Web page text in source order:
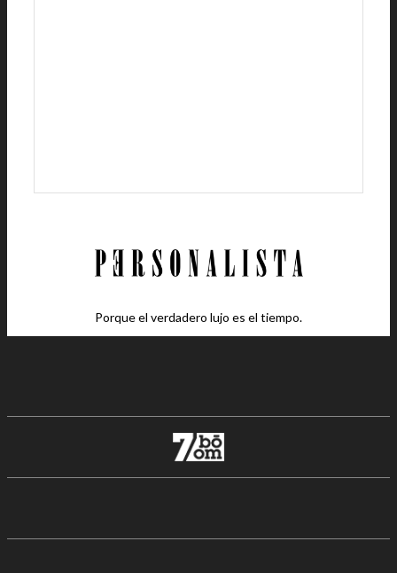
Porque el verdadero lujo es el tiempo.